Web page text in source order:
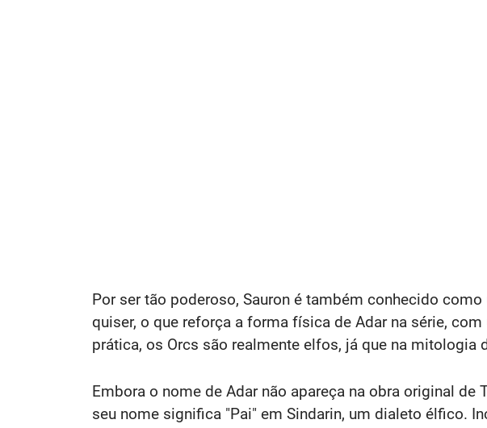
Por ser tão poderoso, Sauron é também conhecido
quiser, o que reforça a forma física de Adar na série,
prática, os Orcs são realmente elfos, já que na
Embora o nome de Adar não apareça na obra original
seu nome significa "Pai" em Sindarin, um dialeto élfico.